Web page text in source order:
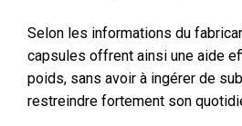
Selon les informations du
capsules offrent ainsi une aide
poids, sans avoir à ingérer de
restreindre fortement son